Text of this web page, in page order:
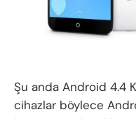
Şu anda Android 4.4
cihazlar böylece